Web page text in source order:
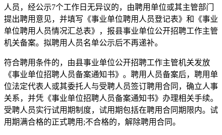
人员，经公示7个工作日无异议的，由聘用单位或其主管部门
提出聘用意见，并填写《事业单位聘用人员登记表》和《事业
单位聘用人员情况汇总表》，报县事业单位公开招聘工作主管
机关备案。拟聘用人员名单公示后不再递补。
符合聘用条件的，由县事业单位公开招聘工作主管机关发放
《事业单位招聘人员备案通知书》。聘用人员备案后，聘用单
位法定代表人或其委托人与受聘人员签订聘用合同，确立人事
关系，并凭《事业单位招聘人员备案通知书》办理相关手续。
受聘人员实行试用期制度，试用期包括在聘用合同期限内。试
用期满合格的正式聘用;不合格的，解除聘用合同。